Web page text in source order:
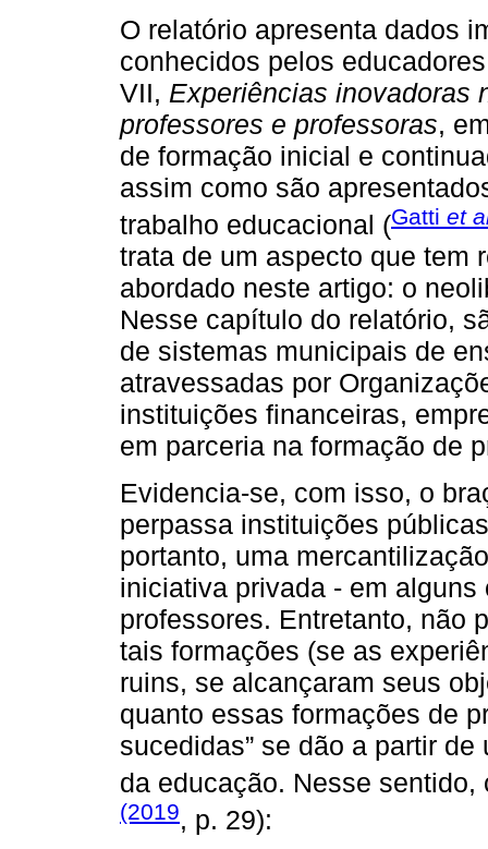
O relatório apresenta dados
conhecidos pelos
VII, Experiências inovadoras
professores e professoras,
de formação inicial e
assim como são
trabalho educacional (Gatti et
trata de um aspecto que tem
abordado neste artigo: o
Nesse capítulo do relatório,
de sistemas municipais de
atravessadas por
instituições financeiras,
em parceria na formação de
Evidencia-se, com isso, o
perpassa instituições
portanto, uma
iniciativa privada - em
professores. Entretanto, não
tais formações (se as
ruins, se alcançaram seus
quanto essas formações de
sucedidas” se dão a partir
da educação. Nesse
(2019, p. 29):